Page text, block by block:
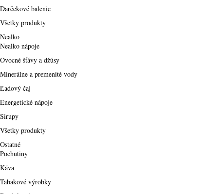
Darčekové balenie
Všetky produkty
Nealko
Nealko nápoje
Ovocné šťávy a džúsy
Minerálne a premenité vody
Ľadový čaj
Energetické nápoje
Sirupy
Všetky produkty
Ostatné
Pochutiny
Káva
Tabakové výrobky